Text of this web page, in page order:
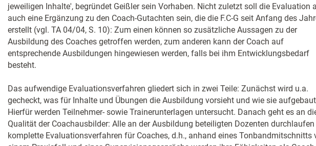
jeweiligen Inhalte', begründet Geißler sein Vorhaben. Nicht zuletzt soll die Evaluation
auch eine Ergänzung zu den Coach-Gutachten sein, die die F.C-G seit Anfang des
erstellt (vgl. TA 04/04, S. 10): Zum einen können so zusätzliche Aussagen zu der
Ausbildung des Coaches getroffen werden, zum anderen kann der Coach auf
entsprechende Ausbildungen hingewiesen werden, falls bei ihm Entwicklungsbedarf
besteht.
Das aufwendige Evaluationsverfahren gliedert sich in zwei Teile: Zunächst wird u.a.
gecheckt, was für Inhalte und Übungen die Ausbildung vorsieht und wie sie
Hierfür werden Teilnehmer- sowie Trainerunterlagen untersucht. Danach geht es an
Qualität der Coachausbilder: Alle an der Ausbildung beteiligten Dozenten
komplette Evaluationsverfahren für Coaches, d.h., anhand eines Tonbandmitschnitts